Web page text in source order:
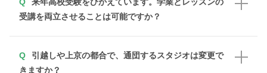
受講を両立させることは可能ですか？
引越しや上京の都合で、通団するスタジオは変更で
きますか？